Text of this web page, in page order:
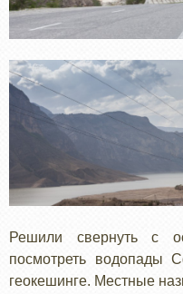
Решили свернуть с
посмотреть водопады
геокешинге. Местные